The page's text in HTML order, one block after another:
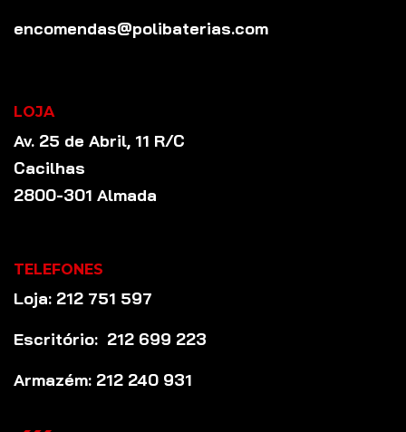
encomendas@polibaterias.com
LOJA
Av. 25 de Abril, 11 R/C
Cacilhas
2800-301 Almada
TELEFONES
Loja: 212 751 597
Escritório: 212 699 223
Armazém: 212 240 931